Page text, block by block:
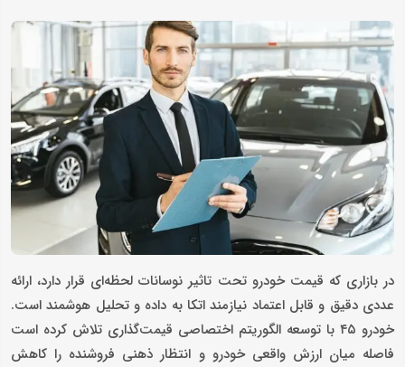
در بازاری که قیمت خودرو تحت تاثیر نوسانات لحظه‌ای قرار دارد، ارائه
عددی دقیق و قابل اعتماد نیازمند اتکا به داده و تحلیل هوشمند است.
خودرو ۴۵ با توسعه الگوریتم اختصاصی قیمت‌گذاری تلاش کرده است
فاصله میان ارزش واقعی خودرو و انتظار ذهنی فروشنده را کاهش